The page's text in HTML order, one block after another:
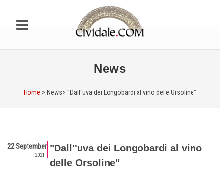
News
Home > News> "Dall''uva dei Longobardi al vino delle Orsoline"
22 September
2021
"Dall''uva dei Longobardi al vino
delle Orsoline"